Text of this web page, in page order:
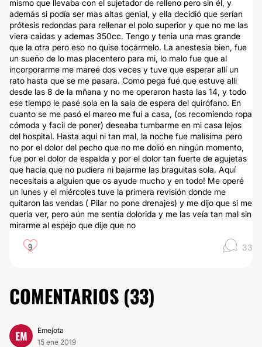
mismo que llevaba con el sujetador de relleno pero sin él, y
además si podía ser mas altas genial, y ella decidió que serían
prótesis redondas para rellenar el polo superior y que no me las
viera caidas y ademas 350cc. Tengo y tenia una mas grande
que la otra pero eso no quise tocármelo. La anestesia bien, fue
un sueño de lo mas placentero para mi, lo malo fue que al
incorporarme me mareé dos veces y tuve que esperar allí un
rato hasta que se me pasara. Como pega fué que estuve alli
desde las 8 de la mñana y no me operaron hasta las 14, y todo
ese tiempo le pasé sola en la sala de espera del quirófano. En
cuanto se me pasó el mareo me fuí a casa, (os recomiendo ropa
cómoda y facil de poner) deseaba tumbarme en mi casa lejos
del hospital. Hasta aquí ni tan mal, la noche fue malísima pero
no por el dolor del pecho que no me dolió en ningún momento,
fue por el dolor de espalda y por el dolor tan fuerte de agujetas
que hacia que no pudiera ni bajarme las braguitas sola. Aquí
necesitais a alguien que os ayude mucho y en todo! Me operé
un lunes y el miércoles tuve la primera revisión donde me
quitaron las vendas ( Pilar no pone drenajes) y me dijo que si me
quería ver, pero aún me sentía dolorida y me las veía tan mal sin
mirarme al espejo que dije que no
9 33
COMENTARIOS (33)
EM
Emejota
15 ene 2019